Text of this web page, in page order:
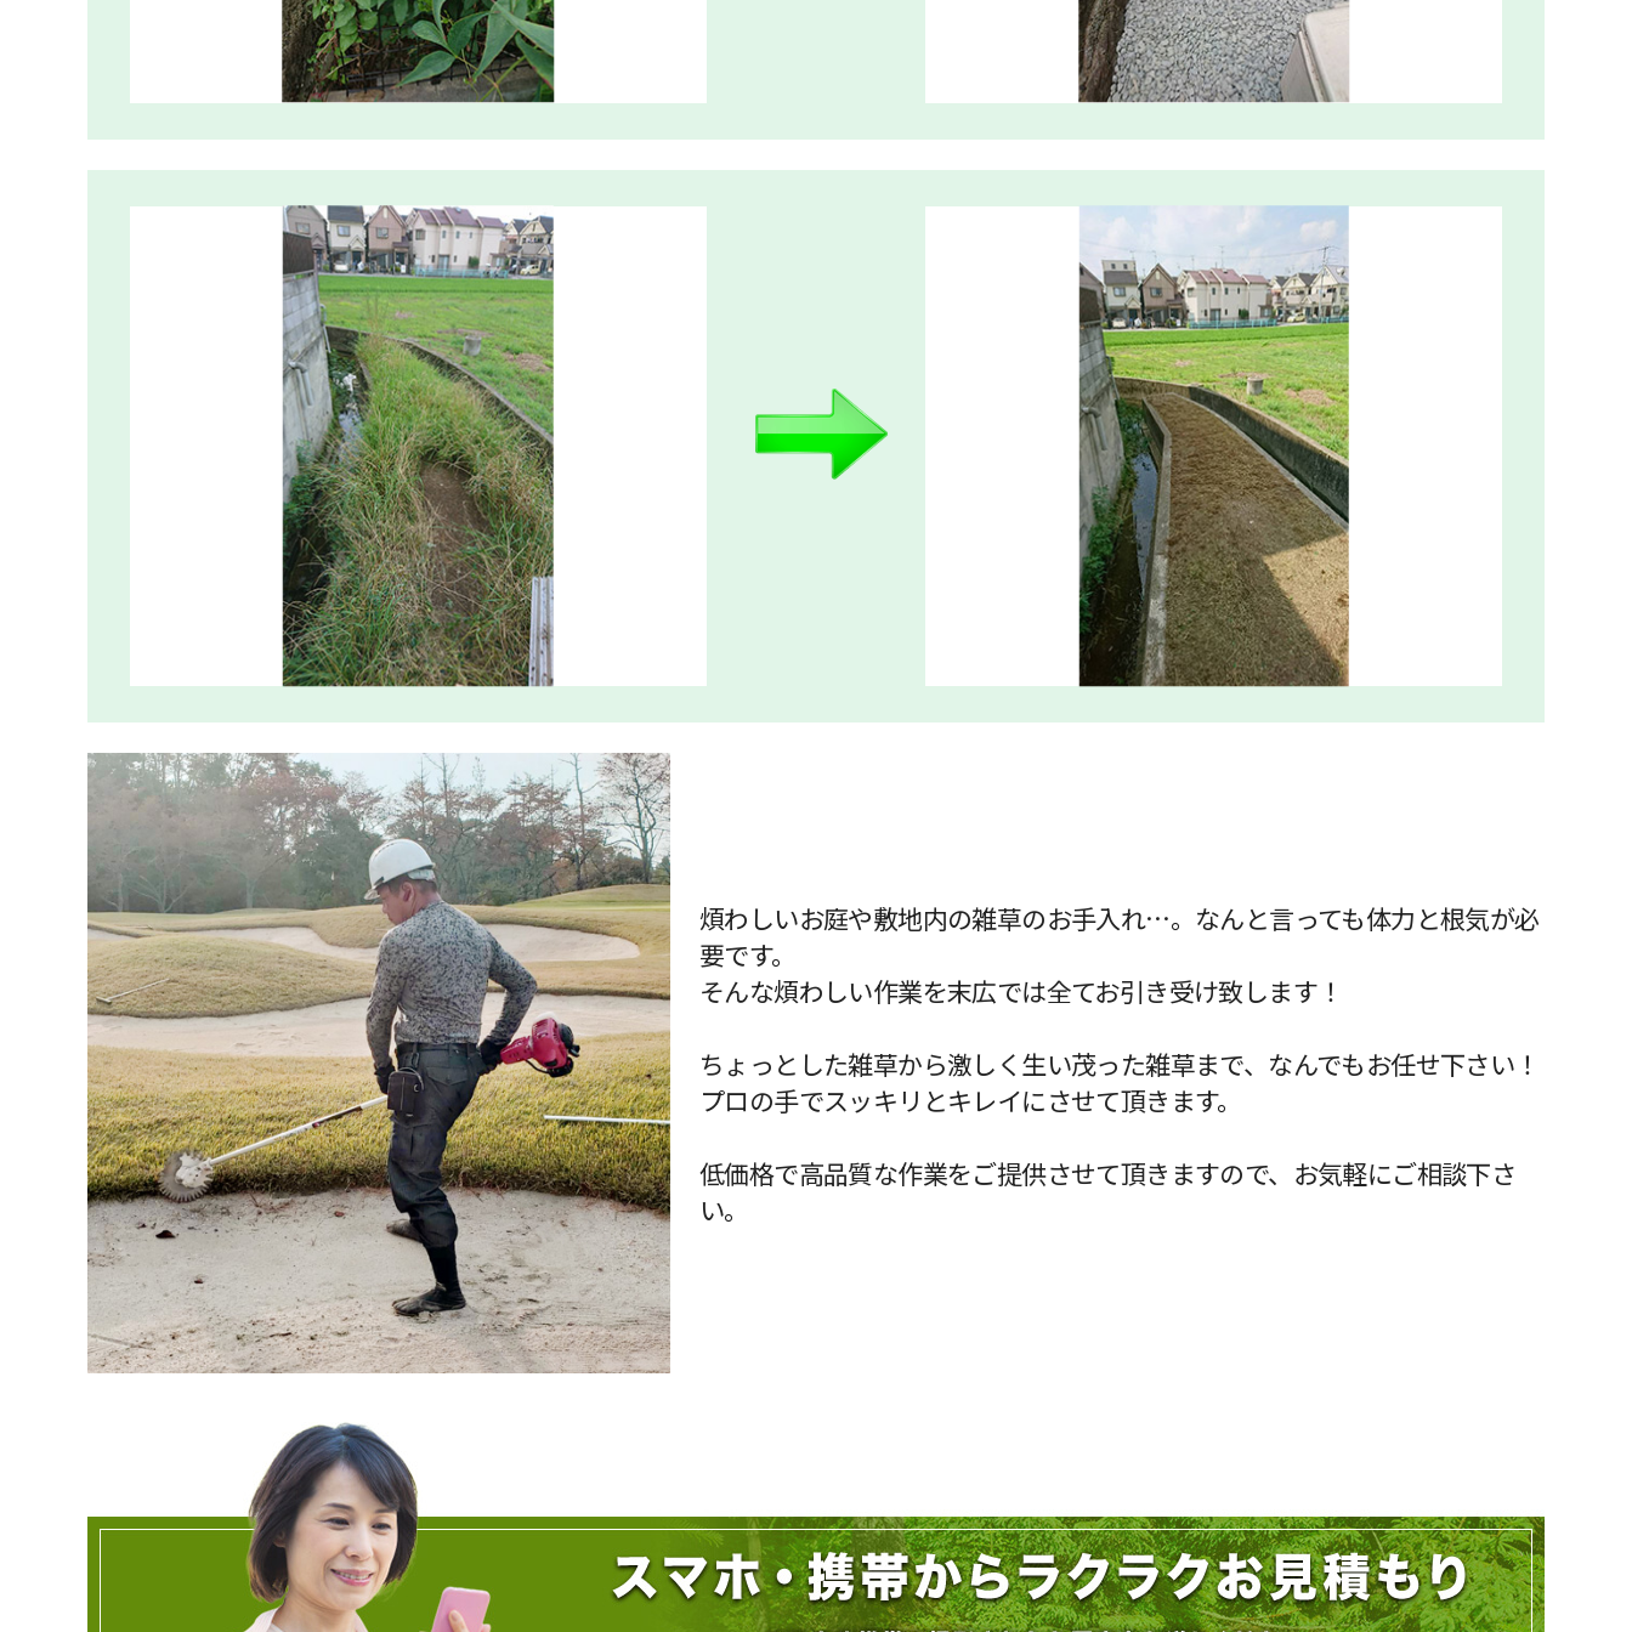
煩わしいお庭や敷地内の雑草のお手入れ…。なんと言っても体力と根気が必
要です。
そんな煩わしい作業を末広では全てお引き受け致します！
ちょっとした雑草から激しく生い茂った雑草まで、なんでもお任せ下さい！
プロの手でスッキリとキレイにさせて頂きます。
低価格で高品質な作業をご提供させて頂きますので、お気軽にご相談下さ
い。